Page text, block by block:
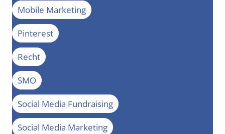
Mobile Marketing
Pinterest
Recht
SMO
Social Media Fundraising
Social Media Marketing